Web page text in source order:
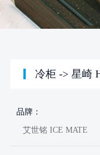
冷柜-> 星崎
品牌：
艾世铭 ICE MATE